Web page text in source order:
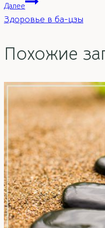
записям
Далее
Здоровье в ба-цзы
Похожие